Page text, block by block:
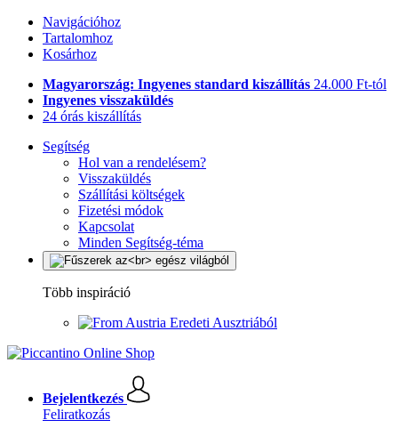
Navigációhoz
Tartalomhoz
Kosárhoz
Magyarország: Ingyenes standard kiszállítás 24.000 Ft-tól
Ingyenes visszaküldés
24 órás kiszállítás
Segítség
Hol van a rendelésem?
Visszaküldés
Szállítási költségek
Fizetési módok
Kapcsolat
Minden Segítség-téma
Több inspiráció
Eredeti Ausztriából
Bejelentkezés
Feliratkozás